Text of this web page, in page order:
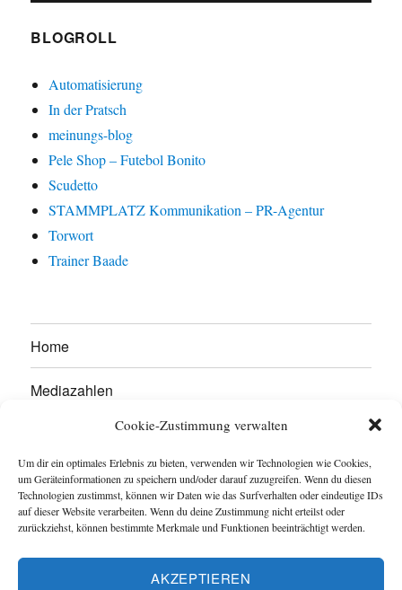
Cookie-Zustimmung verwalten
Um dir ein optimales Erlebnis zu bieten, verwenden wir Technologien wie Cookies,
um Geräteinformationen zu speichern und/oder darauf zuzugreifen. Wenn du diesen
Technologien zustimmst, können wir Daten wie das Surfverhalten oder eindeutige IDs
auf dieser Website verarbeiten. Wenn du deine Zustimmung nicht erteilst oder
zurückziehst, können bestimmte Merkmale und Funktionen beeinträchtigt werden.
AKZEPTIEREN
BLOGROLL
Automatisierung
In der Pratsch
meinungs-blog
Pele Shop – Futebol Bonito
Scudetto
STAMMPLATZ Kommunikation – PR-Agentur
Torwort
Trainer Baade
Home
Mediazahlen
Werben Sie hier!
Kontakt
Impressum